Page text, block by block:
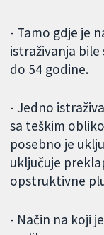
- Tamo gdje je
istraživanja bile
do 54 godine.
- Jedno
sa teškim
posebno je
uključuje
opstruktivne
- Način na koji